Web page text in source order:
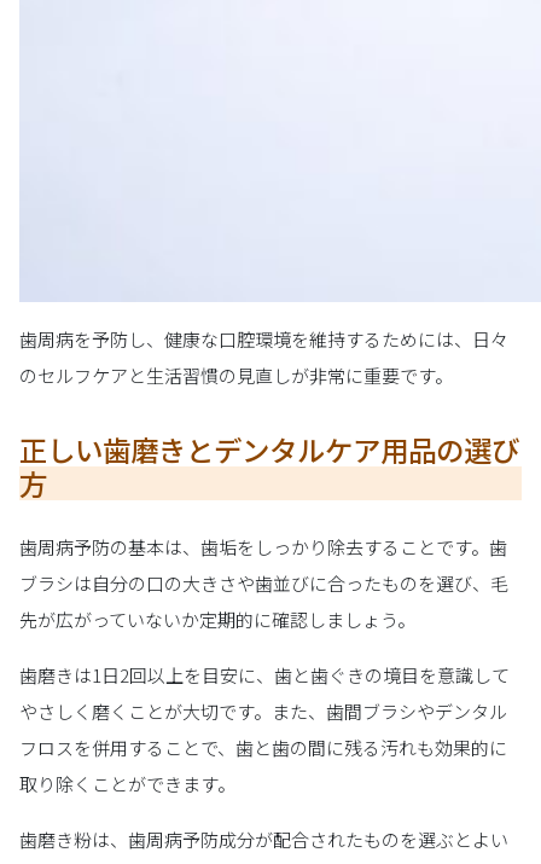
歯周病を予防し、健康な口腔環境を維持するためには、日々
のセルフケアと生活習慣の見直しが非常に重要です。
正しい歯磨きとデンタルケア用品の選び
方
歯周病予防の基本は、歯垢をしっかり除去することです。歯
ブラシは自分の口の大きさや歯並びに合ったものを選び、毛
先が広がっていないか定期的に確認しましょう。
歯磨きは1日2回以上を目安に、歯と歯ぐきの境目を意識して
やさしく磨くことが大切です。また、歯間ブラシやデンタル
フロスを併用することで、歯と歯の間に残る汚れも効果的に
取り除くことができます。
歯磨き粉は、歯周病予防成分が配合されたものを選ぶとよい